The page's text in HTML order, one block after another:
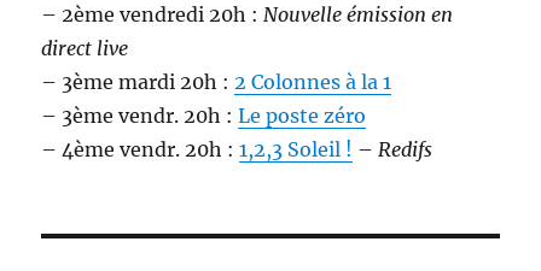
– 2ème vendredi 20h : Nouvelle émission en
direct live
– 3ème mardi 20h : 2 Colonnes à la 1
– 3ème vendr. 20h :Le poste zéro
– 4ème vendr. 20h :1,2,3 Soleil ! – Redifs